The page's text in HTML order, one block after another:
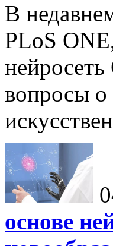
В
PLoS
нейросеть
вопросы о
основе